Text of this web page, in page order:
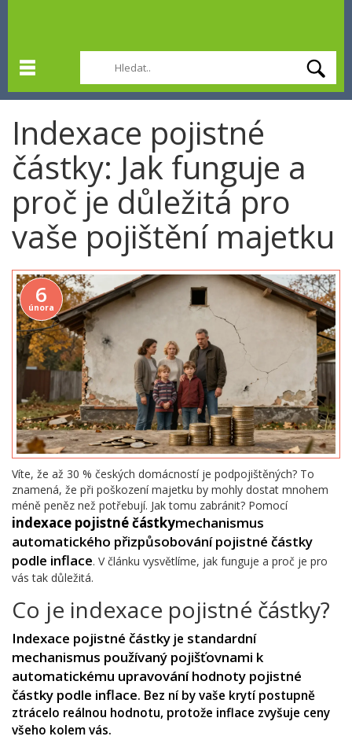
Indexace pojistné
částky: Jak funguje a
proč je důležitá pro
vaše pojištění majetku
6
února
Víte, že až 30 % českých domácností je podpojištěných? To
znamená, že při poškození majetku by mohly dostat mnohem
méně peněz než potřebují. Jak tomu zabránit? Pomocí
indexace pojistné částkymechanismus
automatického přizpůsobování pojistné částky
podle inflace. V článku vysvětlíme, jak funguje a proč je pro
vás tak důležitá.
Co je indexace pojistné částky?
Indexace pojistné částky je standardní
mechanismus používaný pojišťovnami k
automatickému upravování hodnoty pojistné
částky podle inflace. Bez ní by vaše krytí postupně
ztrácelo reálnou hodnotu, protože inflace zvyšuje ceny
všeho kolem vás.